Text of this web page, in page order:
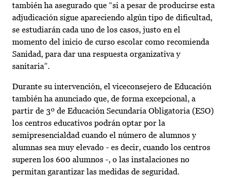
también ha asegurado que “si a pesar de producirse esta
adjudicación sigue apareciendo algún tipo de dificultad,
se estudiarán cada uno de los casos, justo en el
momento del inicio de curso escolar como recomienda
Sanidad, para dar una respuesta organizativa y
sanitaria”.
Durante su intervención, el viceconsejero de Educación
también ha anunciado que, de forma excepcional, a
partir de 3º de Educación Secundaria Obligatoria (ESO)
los centros educativos podrán optar por la
semipresencialdad cuando el número de alumnos y
alumnas sea muy elevado - es decir, cuando los centros
superen los 600 alumnos -, o las instalaciones no
permitan garantizar las medidas de seguridad.